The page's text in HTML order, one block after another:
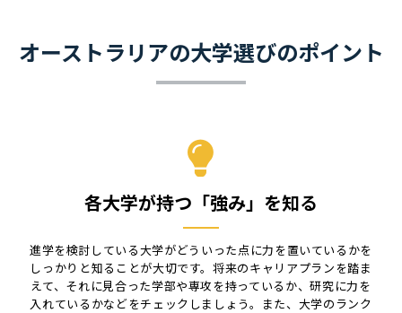
オーストラリアの大学選びのポイント
各大学が持つ「強み」を知る
進学を検討している大学がどういった点に力を置いているかを
しっかりと知ることが大切です。将来のキャリアプランを踏ま
えて、それに見合った学部や専攻を持っているか、研究に力を
入れているかなどをチェックしましょう。また、大学のランク